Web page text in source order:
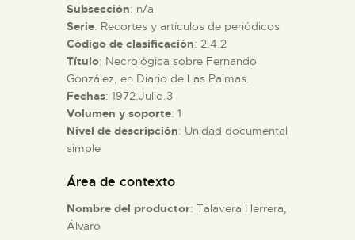
EL MUSEO
COLECCIONES
DIDÁCTICA
Subsección: n/a
Serie: Recortes y artículos de periódicos
Código de clasificación: 2.4.2
Título: Necrológica sobre Fernando
González, en Diario de Las Palmas.
Fechas: 1972.Julio.3
Volumen y soporte: 1
Nivel de descripción: Unidad documental
simple
Área de contexto
Nombre del productor: Talavera Herrera,
Álvaro